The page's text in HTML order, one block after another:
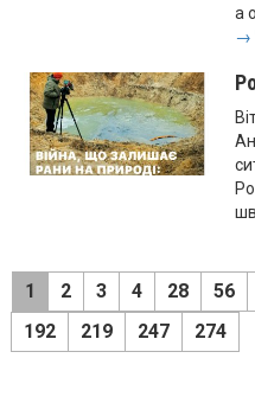
a
→
1 2 3 4 28 56
192
219 247 274